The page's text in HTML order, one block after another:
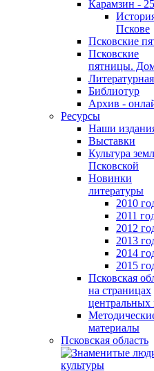
Карамзин -
Пскове
Псковские
Псковские
пятницы.
Библиотур
Архив -
Ресурсы
Наши
Выставки
Культура
Псковской
Новинки
литературы
2010
2011
2012
2013
2014
2015
Псковская
на страницах
центральных
материалы
Псковская область